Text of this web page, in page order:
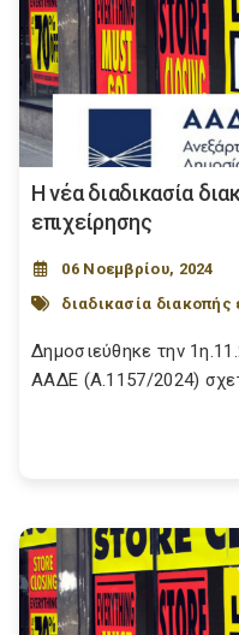
Η νέα διαδικασία
επιχείρησης
06 Νοεμβρίου, 2024
διαδικασία διακοπής
Δημοσιεύθηκε την
ΑΑΔΕ (Α.1157/2024)